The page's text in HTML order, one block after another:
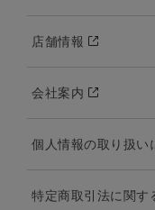
店舗情報
会社案内
個人情報の取り扱い
特定商取引法に関す